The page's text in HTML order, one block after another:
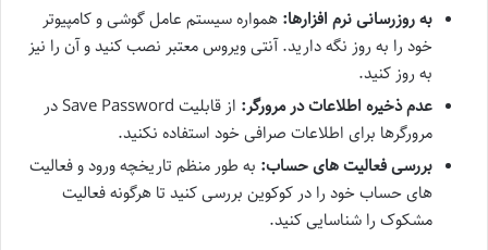
به روزرسانی نرم افزارها: همواره سیستم عامل گوشی و کامپیوتر
خود را به روز نگه دارید. آنتی ویروس معتبر نصب کنید و آن را نیز
به روز کنید.
عدم ذخیره اطلاعات در مرورگر:
از قابلیت Save Password در
مرورگرها برای اطلاعات صرافی خود استفاده نکنید.
بررسی فعالیت های حساب: به طور منظم تاریخچه ورود و فعالیت
های حساب خود را در کوکوین بررسی کنید تا هرگونه فعالیت
مشکوک را شناسایی کنید.